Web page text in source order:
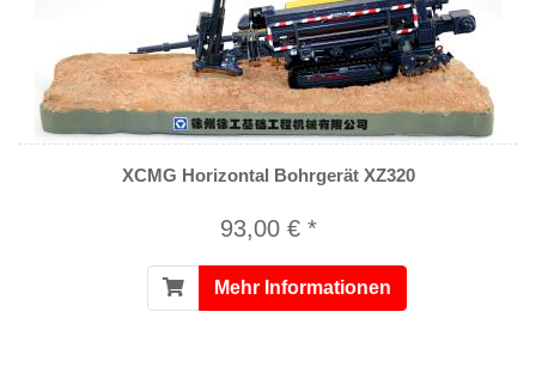
XCMG Horizontal Bohrgerät XZ320
93,00 € *
Mehr Informationen